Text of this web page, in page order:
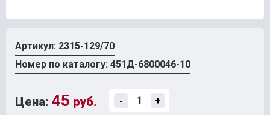
Артикул: 2315-129/70
Номер по каталогу: 451Д-6800046-10
Цена: 45 руб. - +